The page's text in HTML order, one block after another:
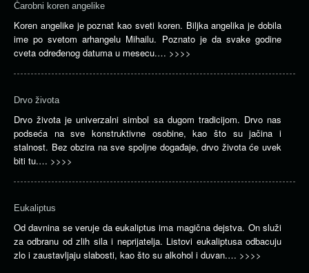
Čarobni koren angelike
Koren angelike je poznat kao sveti koren. Biljka angelika je dobila
ime po svetom arhangelu Mihailu. Poznato je da svake godine
cveta određenog datuma u mesecu.… >>>>
Drvo života
Drvo života je univerzalni simbol sa dugom tradicijom. Drvo nas
podseća na sve konstruktivne osobine, kao što su jačina i
stalnost. Bez obzira na sve spoljne događaje, drvo života će uvek
biti tu.… >>>>
Eukaliptus
Od davnina se veruje da eukaliptus ima magična dejstva. On služi
za odbranu od zlih sila i neprijatelja. Listovi eukaliptusa odbacuju
zlo i zaustavljaju slabosti, kao što su alkohol i duvan.… >>>>